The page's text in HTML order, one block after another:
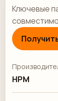
Ключевые
HPM